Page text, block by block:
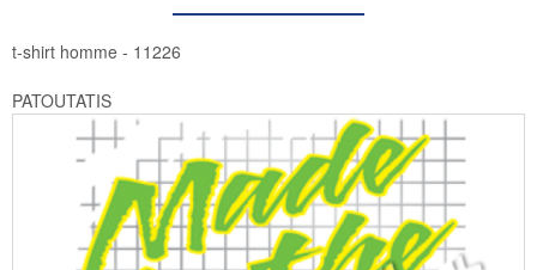
t-shirt homme - 11226
PATOUTATIS